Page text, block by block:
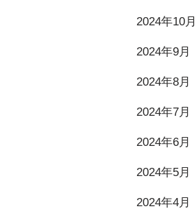
2024年10月
2024年9月
2024年8月
2024年7月
2024年6月
2024年5月
2024年4月